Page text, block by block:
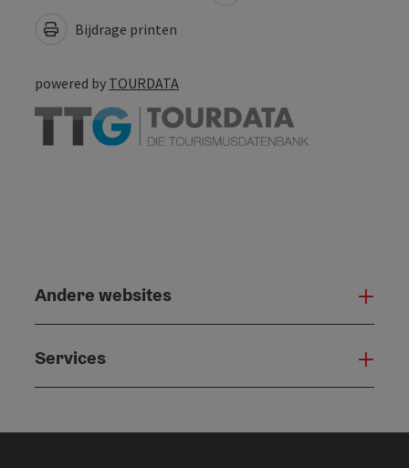
Bijdrage printen
powered by TOURDATA
Andere websites
Services